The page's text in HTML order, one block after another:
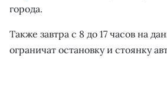
города.
Также завтра с 8 до 17 часов на
ограничат остановку и стоянку